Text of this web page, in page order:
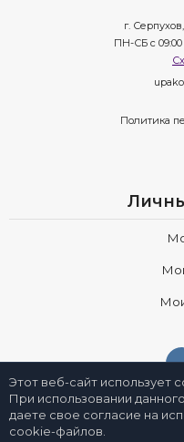
г.
ПН-СБ с
Политика
Этот веб-сайт использует
При использовании
даете свое согласие на
cookie-файлов.